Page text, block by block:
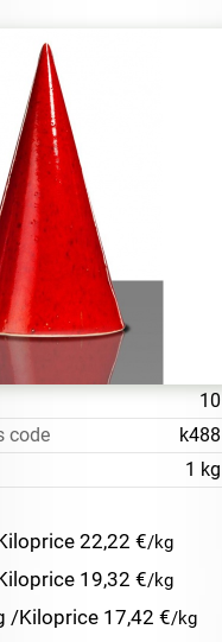
10
code
k488
1 kg
22,22 €/kg
19,32 €/kg
/Kiloprice 17,42 €/kg